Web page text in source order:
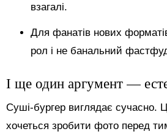
взагалі.
Для фанатів нових
рол і не банальний
І ще один аргумент —
Суші-бургер виглядає сучасно.
хочеться зробити фото перед